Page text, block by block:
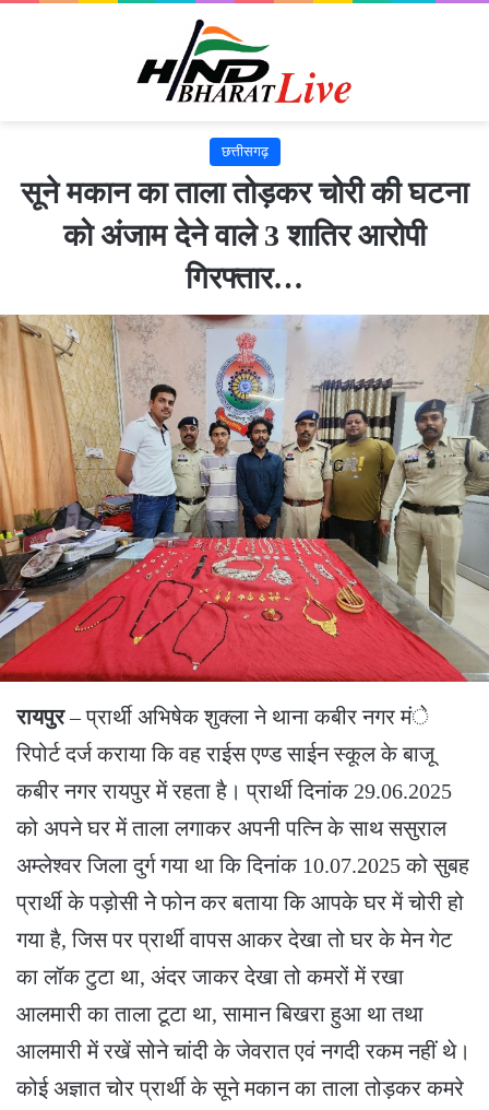
छत्तीसगढ़
सूने मकान का ताला तोड़कर चोरी की घटना
को अंजाम देने वाले 3 शातिर आरोपी
गिरफ्तार…
रायपुर– प्रार्थी अभिषेक शुक्ला ने थाना कबीर नगर मंे
रिपोर्ट दर्ज कराया कि वह राईस एण्ड साईन स्कूल के बाजू
कबीर नगर रायपुर में रहता है। प्रार्थी दिनांक 29.06.2025
को अपने घर में ताला लगाकर अपनी पत्नि के साथ ससुराल
अम्लेश्वर जिला दुर्ग गया था कि दिनांक 10.07.2025 को सुबह
प्रार्थी के पड़ोसी नेे फोन कर बताया कि आपके घर में चोरी हो
गया है, जिस पर प्रार्थी वापस आकर देखा तो घर के मेन गेट
का लॉक टुटा था, अंदर जाकर देखा तो कमरों में रखा
आलमारी का ताला टूटा था, सामान बिखरा हुआ था तथा
आलमारी में रखें सोने चांदी के जेवरात एवं नगदी रकम नहीं थे।
कोई अज्ञात चोर प्रार्थी के सूने मकान का ताला तोड़कर कमरे